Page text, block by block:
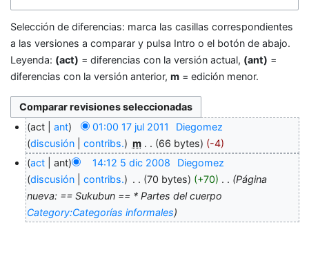
Selección de diferencias: marca las casillas correspondientes
a las versiones a comparar y pulsa Intro o el botón de abajo.
Leyenda: (act) = diferencias con la versión actual, (ant) =
diferencias con la versión anterior, m = edición menor.
act ant 01:00 17 jul 2011
Diegomez
discusión
contribs. m 66 bytes
-4
act
ant 14:12 5 dic 2008
Diegomez
discusión
contribs. 70 bytes +70
Página
nueva: == Sukubun == * Partes del cuerpo
Category:Categorías informales